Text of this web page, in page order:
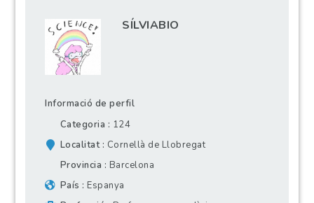
SÍLVIABIO
Informació de perfil
Categoria
124
Localitat
Cornellà de Llobregat
Provincia
Barcelona
País
Espanya